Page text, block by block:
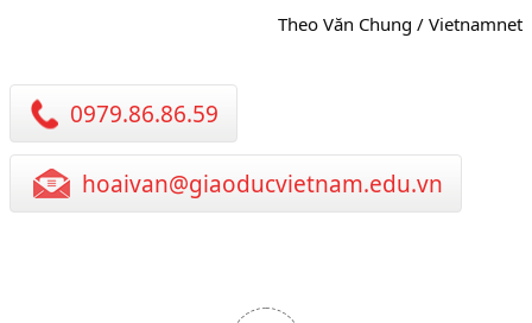
Theo Văn Chung / Vietnamnet
0979.86.86.59
hoaivan@giaoducvietnam.edu.vn